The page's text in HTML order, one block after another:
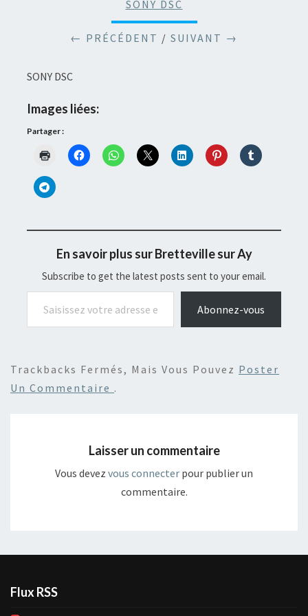
SONY DSC
← PRÉCÉDENT / SUIVANT →
SONY DSC
Images liées:
Partager :
En savoir plus sur Bretteville sur Ay
Subscribe to get the latest posts sent to your email.
Saisissez votre adresse e-mail…
Abonnez-vous
Trackbacks Fermés, Mais Vous Pouvez Poster
Un Commentaire .
Laisser un commentaire
Vous devez vous connecter pour publier un
commentaire.
Flux RSS